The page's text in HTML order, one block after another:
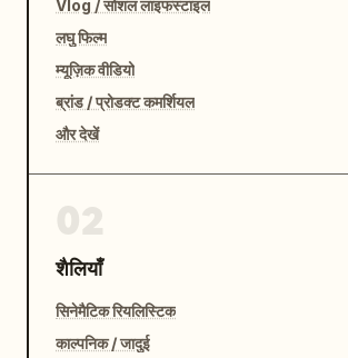
Vlog / सोशल लाइफस्टाइल
लघु फिल्म
म्यूज़िक वीडियो
ब्रांड / प्रोडक्ट कमर्शियल
और देखें
शैलियाँ
सिनेमैटिक रियलिस्टिक
काल्पनिक / जादुई